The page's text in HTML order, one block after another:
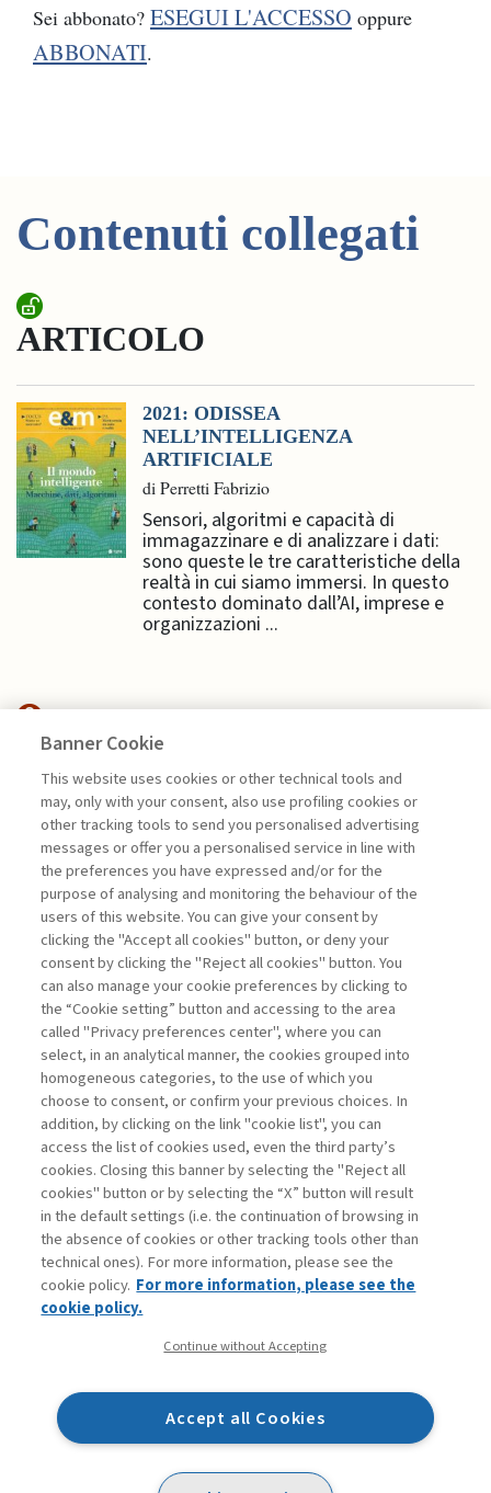
Sei abbonato? ESEGUI L'ACCESSO oppure
ABBONATI.
Contenuti collegati
ARTICOLO
2021: ODISSEA
NELL’INTELLIGENZA
ARTIFICIALE
di Perretti Fabrizio
Sensori, algoritmi e capacità di
immagazzinare e di analizzare i dati:
sono queste le tre caratteristiche della
realtà in cui siamo immersi. In questo
contesto dominato dall’AI, imprese e
organizzazioni ...
FINANCE
CFO E INTELLIGENZA
ARTIFICIALE: L’EVOLUZIONE ...
di Andrea Beltratti e Alessia Bezzecchi
La consultazione dei libri è riservata esclusivamente
agli abbonati Premium
Legenda: Accedi Per registrati Per abbonati
Contatti
Abbonamenti
Archivio rubriche
Privacy
Dichiarazione di accessibilità
Mappa del sito
Banner Cookie
This website uses cookies or other technical tools and
may, only with your consent, also use profiling cookies or
other tracking tools to send you personalised advertising
messages or offer you a personalised service in line with
the preferences you have expressed and/or for the
purpose of analysing and monitoring the behaviour of the
users of this website. You can give your consent by
clicking the "Accept all cookies" button, or deny your
consent by clicking the "Reject all cookies" button. You
can also manage your cookie preferences by clicking to
the “Cookie setting” button and accessing to the area
called "Privacy preferences center", where you can
select, in an analytical manner, the cookies grouped into
homogeneous categories, to the use of which you
choose to consent, or confirm your previous choices. In
addition, by clicking on the link "cookie list", you can
access the list of cookies used, even the third party’s
cookies. Closing this banner by selecting the "Reject all
cookies" button or by selecting the “X” button will result
in the default settings (i.e. the continuation of browsing in
the absence of cookies or other tracking tools other than
technical ones). For more information, please see the
cookie policy. For more information, please see the
cookie policy.
Continue without Accepting
Accept all Cookies